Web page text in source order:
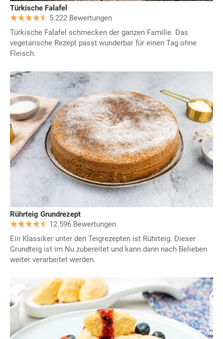
Türkische Falafel
5.222 Bewertungen
Türkische Falafel schmecken der ganzen Familie. Das
vegetarische Rezept passt wunderbar für einen Tag ohne
Fleisch.
Rührteig Grundrezept
12.596 Bewertungen
Ein Klassiker unter den Teigrezepten ist Rührteig. Dieser
Grundteig ist im Nu zubereitet und kann dann nach Belieben
weiter verarbeitet werden.